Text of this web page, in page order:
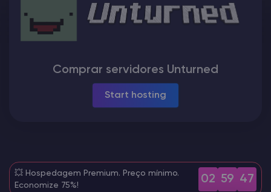
Hytale Hosting 50% OFF
ARK Server Hospedagem
Comprar servidores Unturned
Start hosting
💥 Hospedagem Premium. Preço mínimo.
Economize 75%!
02 59 45